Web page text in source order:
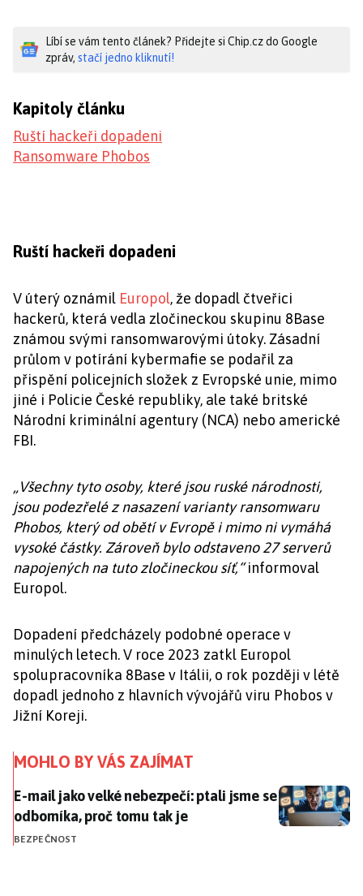
Líbí se vám tento článek? Přidejte si Chip.cz do Google
zpráv, stačí jedno kliknutí!
Kapitoly článku
Ruští hackeři dopadeni
Ransomware Phobos
Ruští hackeři dopadeni
V úterý oznámil Europol, že dopadl čtveřici
hackerů, která vedla zločineckou skupinu 8Base
známou svými ransomwarovými útoky. Zásadní
průlom v potírání kybermafie se podařil za
přispění policejních složek z Evropské unie, mimo
jiné i Policie České republiky, ale také britské
Národní kriminální agentury (NCA) nebo americké
FBI.
„Všechny tyto osoby, které jsou ruské národnosti,
jsou podezřelé z nasazení varianty ransomwaru
Phobos, který od obětí v Evropě i mimo ni vymáhá
vysoké částky. Zároveň bylo odstaveno 27 serverů
napojených na tuto zločineckou síť,“informoval
Europol.
Dopadení předcházely podobné operace v
minulých letech. V roce 2023 zatkl Europol
spolupracovníka 8Base v Itálii, o rok později v létě
dopadl jednoho z hlavních vývojářů viru Phobos v
Jižní Koreji.
MOHLO BY VÁS ZAJÍMAT
E-mail jako velké nebezpečí: ptali jsme se
E-mail jako velké nebezpečí: ptali jsme se
odborníka, proč tomu tak je
BEZPEČNOST